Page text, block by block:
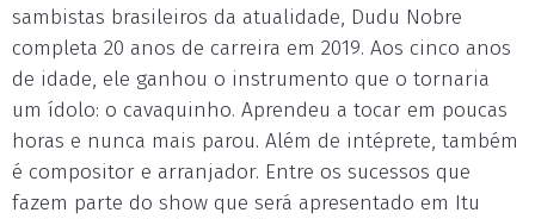
sambistas brasileiros da atualidade, Dudu Nobre
completa 20 anos de carreira em 2019. Aos cinco anos
de idade, ele ganhou o instrumento que o tornaria
um ídolo: o cavaquinho. Aprendeu a tocar em poucas
horas e nunca mais parou. Além de intéprete, também
é compositor e arranjador. Entre os sucessos que
fazem parte do show que será apresentado em Itu